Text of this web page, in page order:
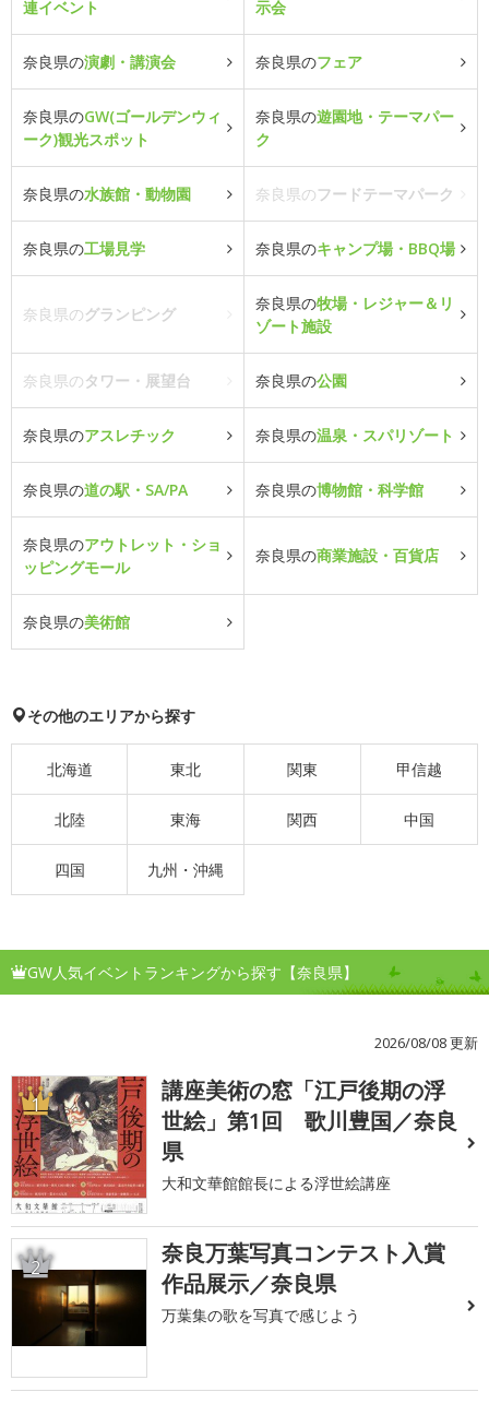
連イベント
示会
奈良県の演劇・講演会 奈良県のフェア
奈良県のGW(ゴールデンウィ
ーク)観光スポット
奈良県の遊園地・テーマパー
ク
奈良県の水族館・動物園 奈良県のフードテーマパーク
奈良県の工場見学 奈良県のキャンプ場・BBQ場
奈良県のグランピング
奈良県の牧場・レジャー＆リ
ゾート施設
奈良県のタワー・展望台 奈良県の公園
奈良県のアスレチック 奈良県の温泉・スパリゾート
奈良県の道の駅・SA/PA 奈良県の博物館・科学館
奈良県のアウトレット・ショ
ッピングモール
奈良県の商業施設・百貨店
奈良県の美術館
その他のエリアから探す
北海道 東北 関東 甲信越
北陸 東海 関西 中国
四国 九州・沖縄
GW人気イベントランキングから探す【奈良県】
2026/08/08 更新
1
講座美術の窓「江戸後期の浮
世絵」第1回 歌川豊国／奈良
県
大和文華館館長による浮世絵講座
2
奈良万葉写真コンテスト入賞
作品展示／奈良県
万葉集の歌を写真で感じよう